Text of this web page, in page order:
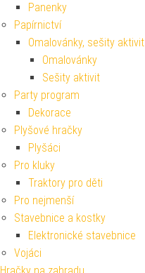
Panenky
Papírnictví
Omalovánky, sešity aktivit
Omalovánky
Sešity aktivit
Party program
Dekorace
Plyšové hračky
Plyšáci
Pro kluky
Traktory pro děti
Pro nejmenší
Stavebnice a kostky
Elektronické stavebnice
Vojáci